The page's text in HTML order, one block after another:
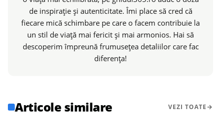
de inspirație și autenticitate. Îmi place să cred că
fiecare mică schimbare pe care o facem contribuie la
un stil de viață mai fericit și mai armonios. Hai să
descoperim împreună frumusețea detaliilor care fac
diferența!
Articole similare VEZI TOATE